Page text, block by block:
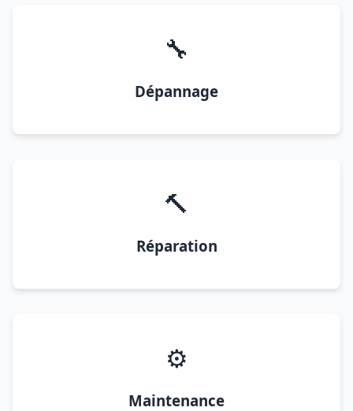
🔧
Dépannage
🔨
Réparation
⚙️
Maintenance